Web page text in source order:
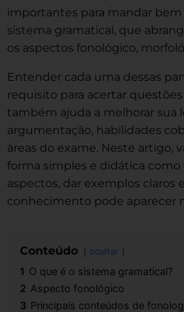
importantes para mandar bem
sistema gramatical, que
os aspectos fonológico,
Entender cada uma dessas
requisito para acertar
também ajuda a melhorar sua
argumentação, habilidades
áreas do exame. Neste artigo,
forma simples e didática como
aspectos, dar exemplos claros
conhecimento pode aparecer
Conteúdo ocultar
1 O que é o sistema gramatical?
2 Aspecto fonológico
3 Principais conteúdos de